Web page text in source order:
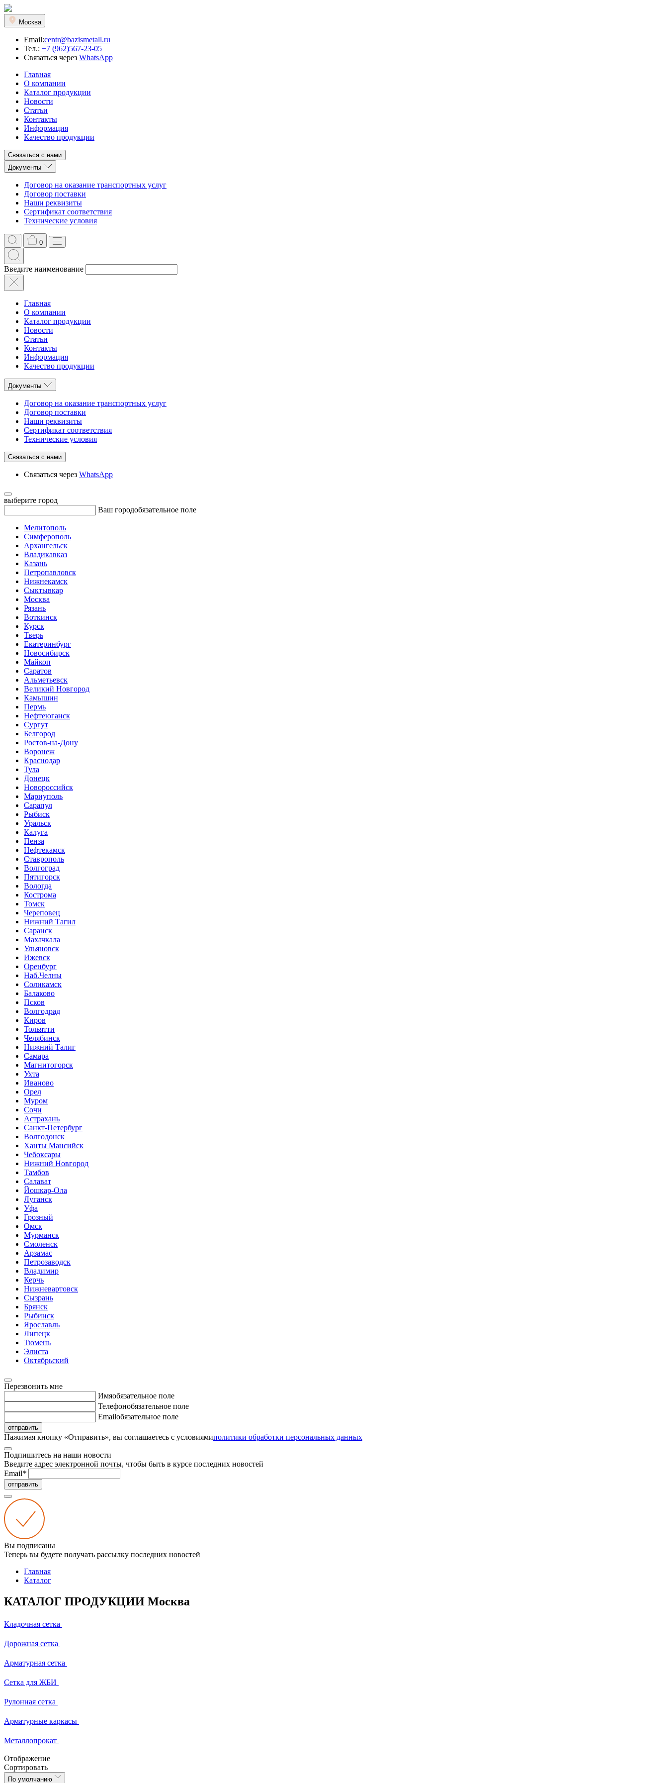
Москва
Email:centr@bazismetall.ru
Тел.: +7 (962)567-23-05
Связаться через WhatsApp
Главная
О компании
Каталог продукции
Новости
Статьи
Контакты
Информация
Качество продукции
Связаться с нами
Документы
Договор на оказание транспортных услуг
Договор поставки
Наши реквизиты
Сертификат соответствия
Технические условия
0
Введите наименование
Главная
О компании
Каталог продукции
Новости
Статьи
Контакты
Информация
Качество продукции
Документы
Договор на оказание транспортных услуг
Договор поставки
Наши реквизиты
Сертификат соответствия
Технические условия
Связаться с нами
Связаться через WhatsApp
выберите город
Ваш городобязательное поле
Мелитополь
Симферополь
Архангельск
Владикавказ
Казань
Петропавловск
Нижнекамск
Сыктывкар
Москва
Рязань
Воткинск
Курск
Тверь
Екатеринбург
Новосибирск
Майкоп
Саратов
Альметьевск
Великий Новгород
Камышин
Пермь
Нефтеюганск
Сургут
Белгород
Ростов-на-Дону
Воронеж
Краснодар
Тула
Донецк
Новороссийск
Мариуполь
Сарапул
Рыбиск
Уральск
Калуга
Пенза
Нефтекамск
Ставрополь
Волгоград
Пятигорск
Вологда
Кострома
Томск
Череповец
Нижний Тагил
Саранск
Махачкала
Ульяновск
Ижевск
Оренбург
Наб.Челны
Соликамск
Балаково
Псков
Волгодрад
Киров
Тольятти
Челябинск
Нижний Талиг
Самара
Магнитогорск
Ухта
Иваново
Орел
Муром
Сочи
Астрахань
Санкт-Петербург
Волгодонск
Ханты Мансийск
Чебоксары
Нижний Новгород
Тамбов
Салават
Йошкар-Ола
Луганск
Уфа
Грозный
Омск
Мурманск
Смоленск
Арзамас
Петрозаводск
Владимир
Керчь
Нижневартовск
Сызрань
Брянск
Рыбинск
Ярославль
Липецк
Тюмень
Элиста
Октябрьский
Перезвонить мне
Имяобязательное поле
Телефонобязательное поле
Emailобязательное поле
отправить
Нажимая кнопку «Отправить», вы соглашаетесь с условиямиполитики обработки персональных данных
Подпишитесь на наши новости
Введите адрес электронной почты, чтобы быть в курсе последних новостей
Email*
отправить
Вы подписаны
Теперь вы будете получать рассылку последних новостей
Главная
Каталог
КАТАЛОГ ПРОДУКЦИИ Москва
Кладочная сетка
Дорожная сетка
Арматурная сетка
Сетка для ЖБИ
Рулонная сетка
Арматурные каркасы
Металлопрокат
Отображение
Сортировать
По умолчанию